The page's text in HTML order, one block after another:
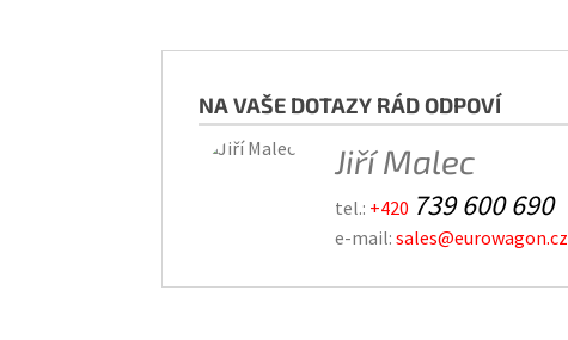
NA VAŠE DOTAZY RÁD ODPOVÍ
Jiří Malec
tel.: +420 739 600 690
e-mail: sales@eurowagon.cz